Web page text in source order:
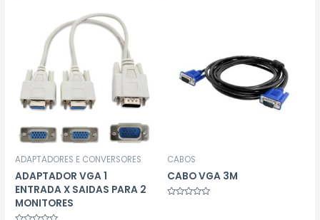
ADAPTADORES E CONVERSORES
ADAPTADOR VGA 1
ENTRADA X SAIDAS PARA 2
MONITORES
CABOS
CABO VGA 3M